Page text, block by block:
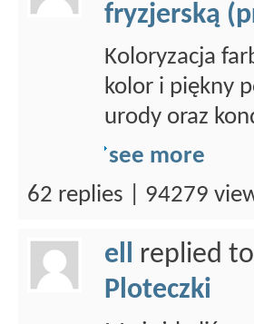
fryzjerską
Koloryzacja
kolor i piękny
urody oraz
see more
62 replies | 94279
ell replied
Ploteczki